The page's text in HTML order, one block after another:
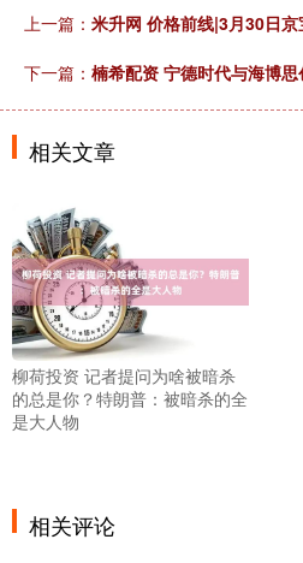
上一篇： 米升网 价格前线|3月30日
下一篇： 楠希配资 宁德时代与海博
相关文章
柳荷投资 记者提问为啥被暗杀
的总是你？特朗普：被暗杀的全
是大人物
相关评论